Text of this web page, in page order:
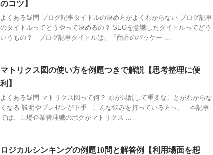
のコツ】
よくある疑問 ブログ記事タイトルの決め方がよくわからない ブログ記事
のタイトルってどうやって決めるの？ SEOを意識したタイトルってどう
いうもの？ ブログ記事タイトルは、「商品のパッケー ...
マトリクス図の使い方を例題つきで解説【思考整理に便
利】
よくある疑問 マトリクス図って何？ 頭が混乱して重要なことがわからな
くなる 説明やプレゼンが下手 こんな悩みを持っている方へ。 本記事
では、上場企業管理職のボクがマトリクス ...
ロジカルシンキングの例題10問と解答例【利用場面を想